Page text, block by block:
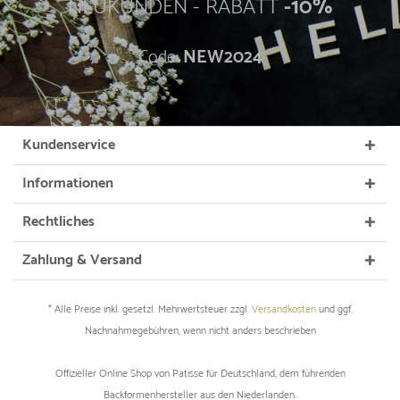
NEUKUNDEN - RABATT-10%
Code:NEW2024
Kundenservice
Informationen
Rechtliches
Zahlung & Versand
* Alle Preise inkl. gesetzl. Mehrwertsteuer zzgl.Versandkostenund ggf.
Nachnahmegebühren, wenn nicht anders beschrieben
Offizieller Online Shop von Patisse für Deutschland, dem führenden
Backformenhersteller aus den Niederlanden.